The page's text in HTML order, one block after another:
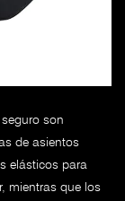
son
de asientos
elásticos para
mientras que los